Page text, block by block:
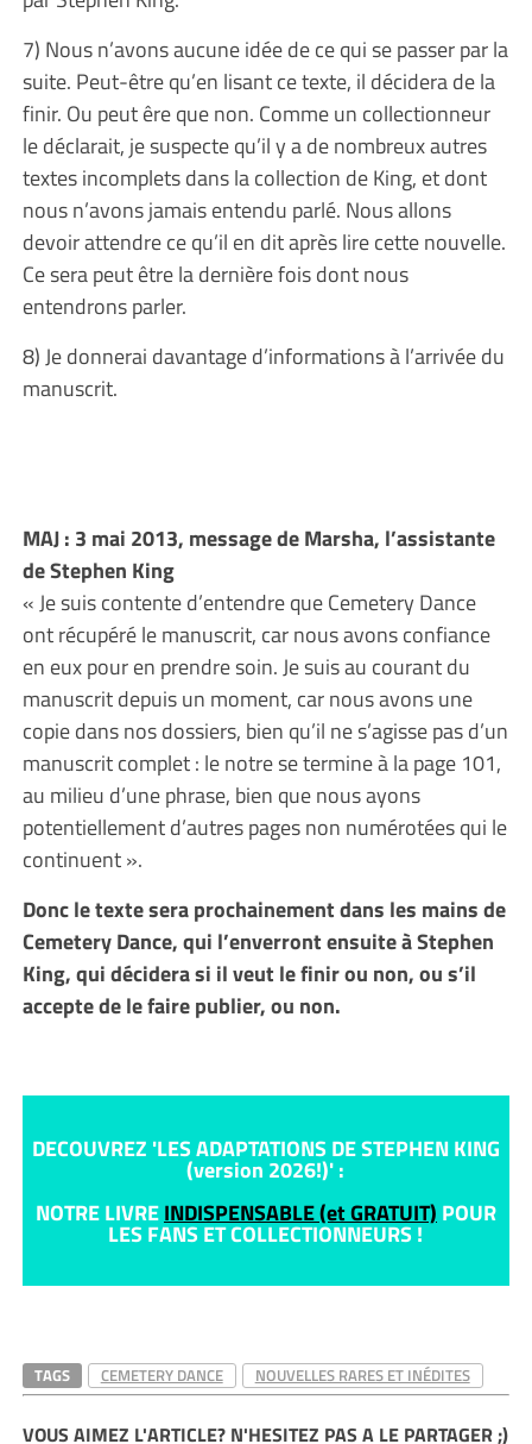
7) Nous n’avons aucune idée de ce qui se passer par la
suite. Peut-être qu’en lisant ce texte, il décidera de la
finir. Ou peut êre que non. Comme un collectionneur
le déclarait, je suspecte qu’il y a de nombreux autres
textes incomplets dans la collection de King, et dont
nous n’avons jamais entendu parlé. Nous allons
devoir attendre ce qu’il en dit après lire cette nouvelle.
Ce sera peut être la dernière fois dont nous
entendrons parler.
8) Je donnerai davantage d’informations à l’arrivée du
manuscrit.
MAJ : 3 mai 2013, message de Marsha, l’assistante
de Stephen King
« Je suis contente d’entendre que Cemetery Dance
ont récupéré le manuscrit, car nous avons confiance
en eux pour en prendre soin. Je suis au courant du
manuscrit depuis un moment, car nous avons une
copie dans nos dossiers, bien qu’il ne s’agisse pas d’un
manuscrit complet : le notre se termine à la page 101,
au milieu d’une phrase, bien que nous ayons
potentiellement d’autres pages non numérotées qui le
continuent ».
Donc le texte sera prochainement dans les mains de
Cemetery Dance, qui l’enverront ensuite à Stephen
King, qui décidera si il veut le finir ou non, ou s’il
accepte de le faire publier, ou non.
DECOUVREZ 'LES ADAPTATIONS DE STEPHEN KING
(version 2026!)' :
NOTRE LIVREINDISPENSABLE (et GRATUIT) POUR
LES FANS ET COLLECTIONNEURS !
TAGS CEMETERY DANCE NOUVELLES RARES ET INÉDITES
VOUS AIMEZ L'ARTICLE? N'HESITEZ PAS A LE PARTAGER ;)